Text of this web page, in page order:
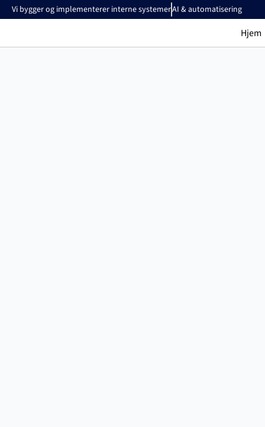
Vi bygger og implementerer interne systemerAI & automatisering
Hjem